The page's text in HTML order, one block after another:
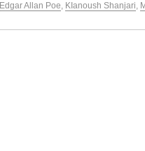
Edgar Allan Poe, KIanoush Shanjari,